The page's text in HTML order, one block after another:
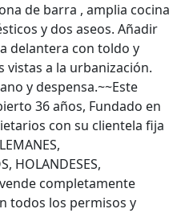
de barra , amplia cocina
y dos aseos. Añadir
delantera con toldo y
a la urbanización.
y despensa.~~Este
36 años, Fundado en
con su clientela fija
HOLANDESES,
vende completamente
todos los permisos y